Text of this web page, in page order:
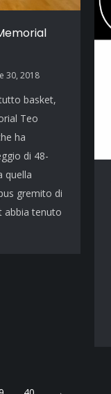
30, 2018
basket,
Teo
ha
di 48-
quella
gremito di
abbia tenuto